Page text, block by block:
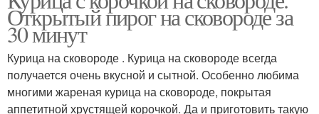
Открытый пирог на сковороде за
30 минут
Курица на сковороде . Курица на сковороде всегда
получается очень вкусной и сытной. Особенно любима
многими жареная курица на сковороде, покрытая
аппетитной хрустящей корочкой. Да и приготовить такую